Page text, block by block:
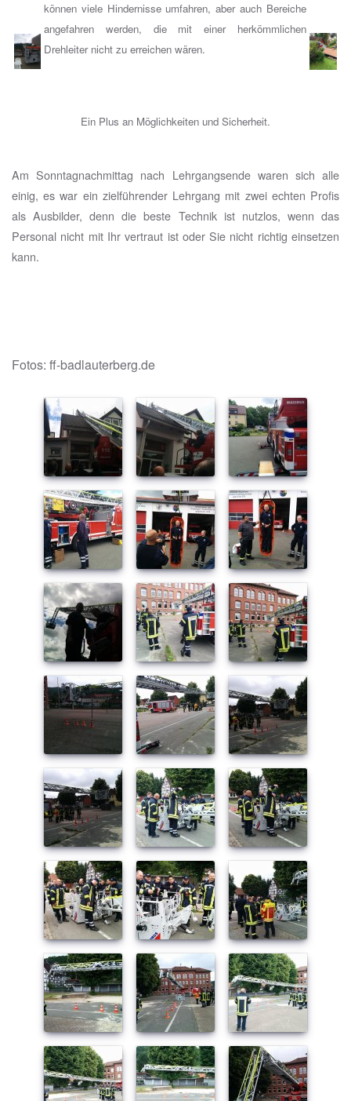
können viele Hindernisse umfahren, aber auch Bereiche
angefahren werden, die mit einer herkömmlichen
Drehleiter nicht zu erreichen wären.
Ein Plus an Möglichkeiten und Sicherheit.
Am Sonntagnachmittag nach Lehrgangsende waren sich alle
einig, es war ein zielführender Lehrgang mit zwei echten Profis
als Ausbilder, denn die beste Technik ist nutzlos, wenn das
Personal nicht mit Ihr vertraut ist oder Sie nicht richtig einsetzen
kann.
Fotos: ff-badlauterberg.de